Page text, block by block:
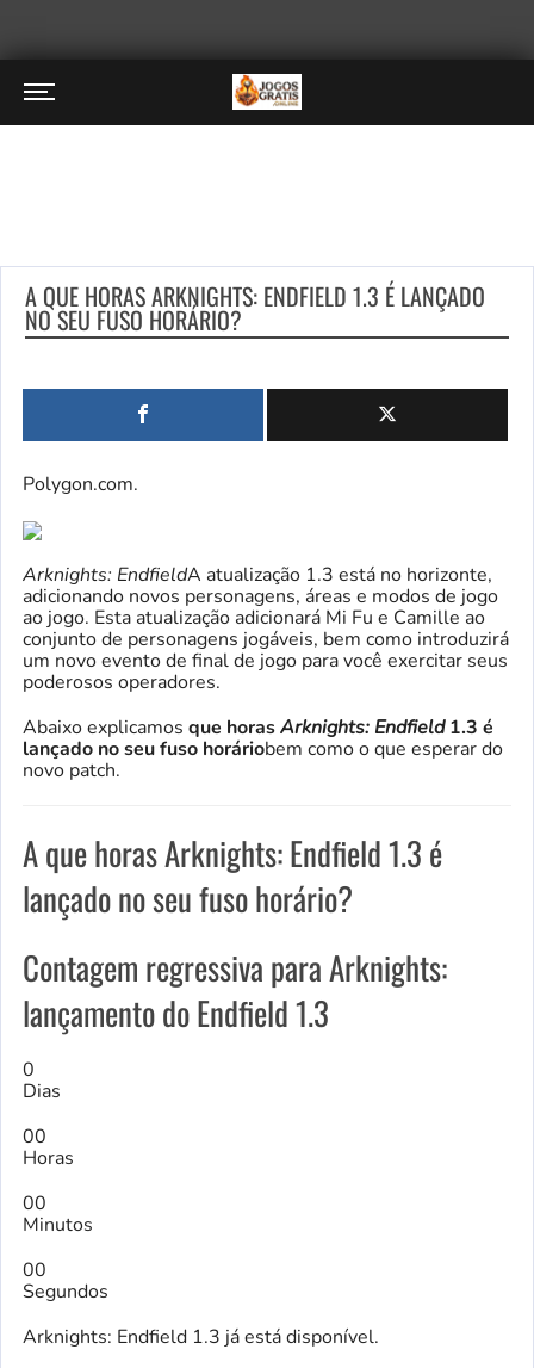
A QUE HORAS ARKNIGHTS: ENDFIELD 1.3 É LANÇADO
NO SEU FUSO HORÁRIO?
Polygon.com.
Arknights: EndfieldA atualização 1.3 está no horizonte,
adicionando novos personagens, áreas e modos de jogo
ao jogo. Esta atualização adicionará Mi Fu e Camille ao
conjunto de personagens jogáveis, bem como introduzirá
um novo evento de final de jogo para você exercitar seus
poderosos operadores.
Abaixo explicamos que horasArknights: Endfield1.3 é
lançado no seu fuso horáriobem como o que esperar do
novo patch.
A que horas Arknights: Endfield 1.3 é
lançado no seu fuso horário?
Contagem regressiva para Arknights:
lançamento do Endfield 1.3
0
Dias
00
Horas
00
Minutos
00
Segundos
Arknights: Endfield 1.3 já está disponível.